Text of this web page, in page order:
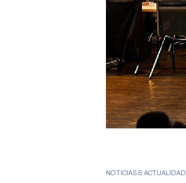
NOTICIAS & ACTUALIDAD